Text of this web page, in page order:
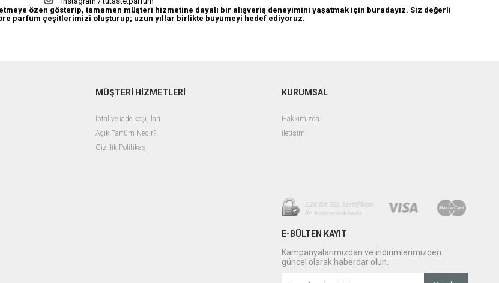
özen gösterip, tamamen müşteri hizmetine dayalı bir alışveriş deneyimini yaşatmak için buradayız. Siz değerli
parfüm çeşitlerimizi oluşturup; uzun yıllar birlikte büyümeyi hedef ediyoruz.
MÜŞTERİ HİZMETLERİ
İptal ve iade koşulları
Açık Parfüm Nedir?
Gizlilik Politikası
KURUMSAL
Hakkımızda
iletisim
E-BÜLTEN KAYIT
Kampanyalarımızdan ve indirimlerimizden
güncel olarak haberdar olun.